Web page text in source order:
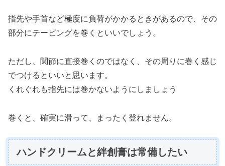
指先や手首など極度に負荷がかかるときがあるので、その
部分にテーピングを巻くといいでしょう。
ただし、関節に直接巻くのではなく、その周りに巻く感じ
でつけるといいと思います。
くれぐれも指先には巻かないようにしましょう
巻くと、確実に滑って、まったく登れません。
ハンドクリームと絆創膏は常備したい